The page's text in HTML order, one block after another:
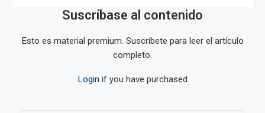
Suscríbase al contenido
Esto es material premium. Suscríbete para leer el artículo
completo.
Login if you have purchased